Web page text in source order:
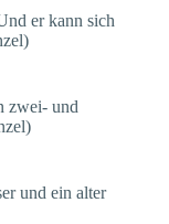
er kann sich
zwei- und
und ein alter